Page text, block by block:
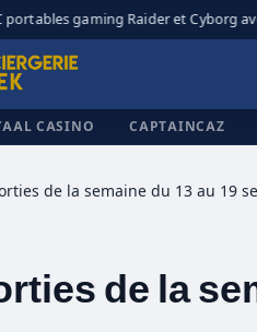
gaming Raider et Cyborg avec
CASINO CAPTAINCAZ
de la